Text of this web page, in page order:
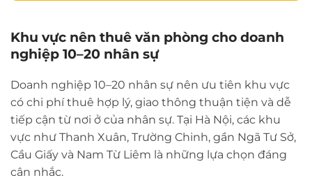
Khu vực nên thuê văn phòng cho doanh
nghiệp 10–20 nhân sự
Doanh nghiệp 10–20 nhân sự nên ưu tiên khu vực
có chi phí thuê hợp lý, giao thông thuận tiện và dễ
tiếp cận từ nơi ở của nhân sự. Tại Hà Nội, các khu
vực như Thanh Xuân, Trường Chinh, gần Ngã Tư Sở,
Cầu Giấy và Nam Từ Liêm là những lựa chọn đáng
cân nhắc.